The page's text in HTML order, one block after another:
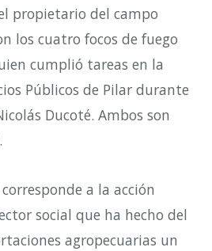
propietario del campo
los cuatro focos de fuego
cumplió tareas en la
Públicos de Pilar durante
Ducoté. Ambos son
a la acción
social que ha hecho del
agropecuarias un